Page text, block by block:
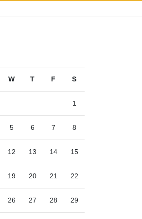
W T F S
1
5 6 7 8
12 13 14 15
19 20 21 22
26 27 28 29